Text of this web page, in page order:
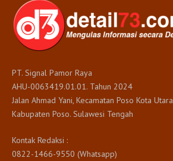
PT. Signal Pamor Raya
AHU-0063419.01.01. Tahun 2024
Jalan Ahmad Yani, Kecamatan Poso Kota Utara
Kabupaten Poso. Sulawesi Tengah
Kontak Redaksi :
0822-1466-9550 (Whatsapp)